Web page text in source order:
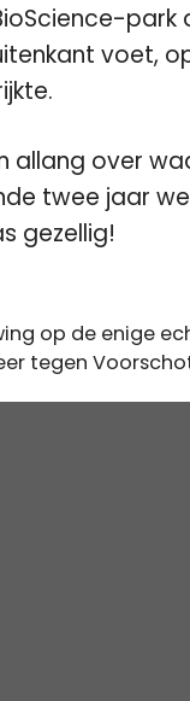
voet,
allang over
twee jaar
gezellig!
op de enige
tegen